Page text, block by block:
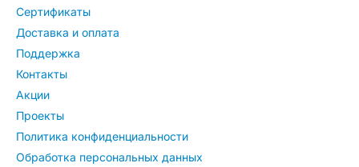
Сертификаты
Доставка и оплата
Поддержка
Контакты
Акции
Проекты
Политика конфиденциальности
Обработка персональных данных